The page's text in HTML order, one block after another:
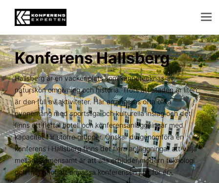
Konferens Hallsberg
Hallsberg är en vacker plats som kännetecknas av
naturskön omgivning och historia. Trots att staden är liten
är den full av aktiviteter. Här arrangeras ofta olika
evenemang med sportsliga och kulturella inslag och det
finns ett flertal hotell och konferensanläggningar med
kapacitet för större grupper. Önskar du genomföra en
konferens i Hallsberg finns det flera anläggningar att välja
mellan. Gemensamt är att alla erbjuder modern teknologi
och möjlighet att anpassa konferensen just för er.